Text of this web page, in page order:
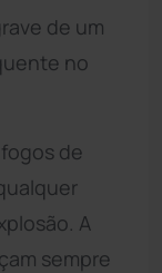
de um
no
de
A
sempre